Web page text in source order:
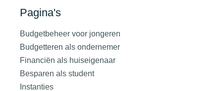
Pagina's
Budgetbeheer voor jongeren
Budgetteren als ondernemer
Financiën als huiseigenaar
Besparen als student
Instanties